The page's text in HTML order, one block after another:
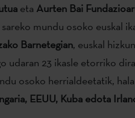
eta Aurten Bai
mundu osoko euskal
Barnetegian, euskal
udaran 23 ikasle etorriko
osoko herrialdeetatik,
EEUU, Kuba edota